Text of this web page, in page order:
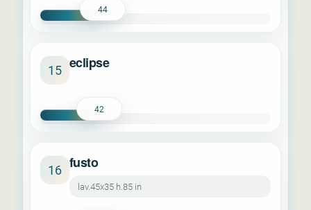
44
15 eclipse
42
16 fusto
lav.45x35 h.85 in